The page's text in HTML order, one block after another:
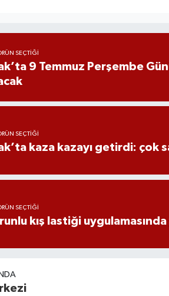
SEÇTIĞI
9 Temmuz Perşembe
SEÇTIĞI
kaza kazayı getirdi: çok
SEÇTIĞI
kış lastiği